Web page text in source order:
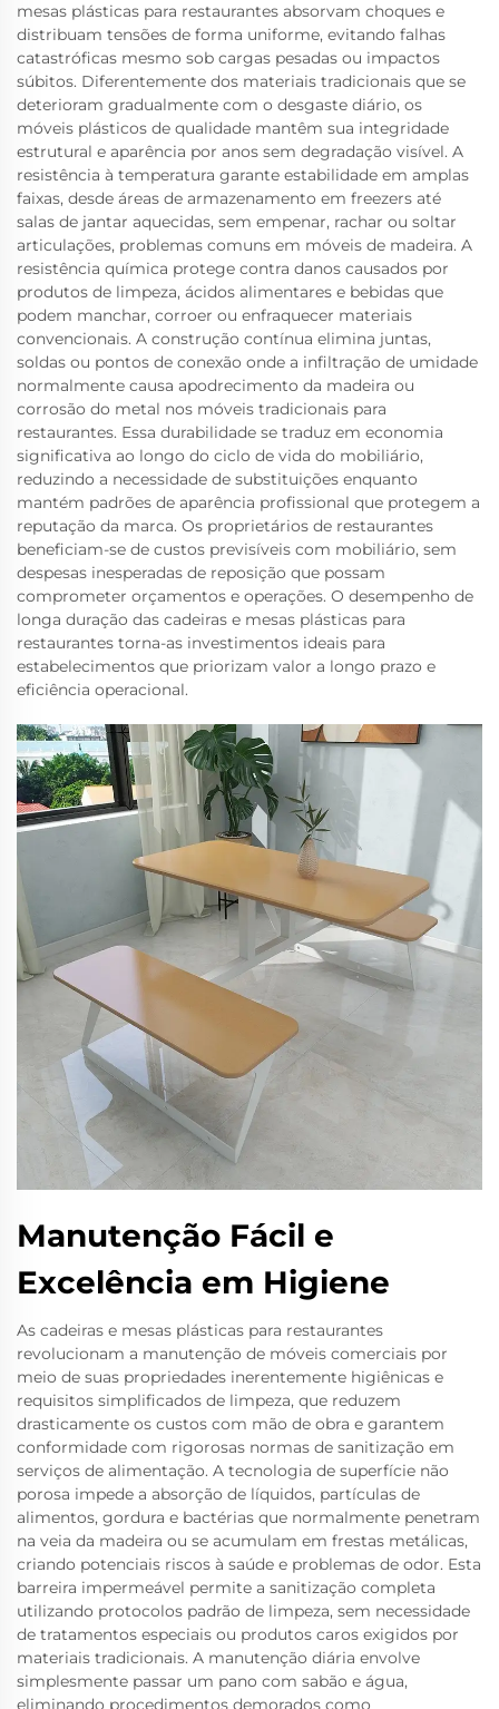
mesas plásticas para restaurantes absorvam choques e
distribuam tensões de forma uniforme, evitando falhas
catastróficas mesmo sob cargas pesadas ou impactos
súbitos. Diferentemente dos materiais tradicionais que se
deterioram gradualmente com o desgaste diário, os
móveis plásticos de qualidade mantêm sua integridade
estrutural e aparência por anos sem degradação visível. A
resistência à temperatura garante estabilidade em amplas
faixas, desde áreas de armazenamento em freezers até
salas de jantar aquecidas, sem empenar, rachar ou soltar
articulações, problemas comuns em móveis de madeira. A
resistência química protege contra danos causados por
produtos de limpeza, ácidos alimentares e bebidas que
podem manchar, corroer ou enfraquecer materiais
convencionais. A construção contínua elimina juntas,
soldas ou pontos de conexão onde a infiltração de umidade
normalmente causa apodrecimento da madeira ou
corrosão do metal nos móveis tradicionais para
restaurantes. Essa durabilidade se traduz em economia
significativa ao longo do ciclo de vida do mobiliário,
reduzindo a necessidade de substituições enquanto
mantém padrões de aparência profissional que protegem a
reputação da marca. Os proprietários de restaurantes
beneficiam-se de custos previsíveis com mobiliário, sem
despesas inesperadas de reposição que possam
comprometer orçamentos e operações. O desempenho de
longa duração das cadeiras e mesas plásticas para
restaurantes torna-as investimentos ideais para
estabelecimentos que priorizam valor a longo prazo e
eficiência operacional.
Manutenção Fácil e
Excelência em Higiene
As cadeiras e mesas plásticas para restaurantes
revolucionam a manutenção de móveis comerciais por
meio de suas propriedades inerentemente higiênicas e
requisitos simplificados de limpeza, que reduzem
drasticamente os custos com mão de obra e garantem
conformidade com rigorosas normas de sanitização em
serviços de alimentação. A tecnologia de superfície não
porosa impede a absorção de líquidos, partículas de
alimentos, gordura e bactérias que normalmente penetram
na veia da madeira ou se acumulam em frestas metálicas,
criando potenciais riscos à saúde e problemas de odor. Esta
barreira impermeável permite a sanitização completa
utilizando protocolos padrão de limpeza, sem necessidade
de tratamentos especiais ou produtos caros exigidos por
materiais tradicionais. A manutenção diária envolve
simplesmente passar um pano com sabão e água,
eliminando procedimentos demorados como